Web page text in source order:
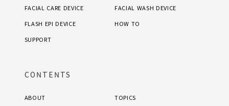
FACIAL CARE DEVICE FACIAL WASH DEVICE
FLASH EPI DEVICE
SUPPORT
HOW TO
CONTENTS
ABOUT TOPICS